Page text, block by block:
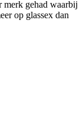
merk gehad waarbij
op glassex dan